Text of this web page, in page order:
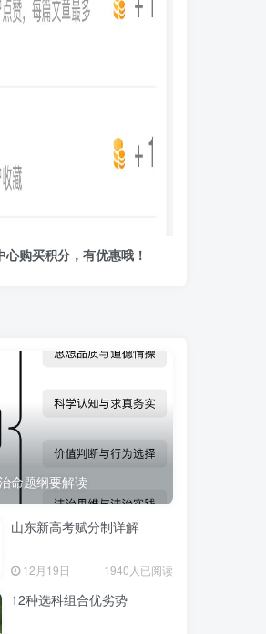
购买积分，有优惠哦！
命题纲要解读
山东新高考赋分制详解
12月19日 1940人已阅读
12种选科组合优劣势